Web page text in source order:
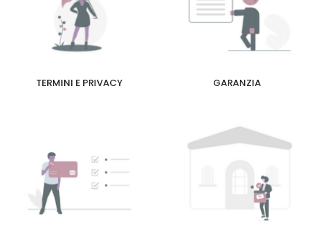
TERMINI E PRIVACY GARANZIA